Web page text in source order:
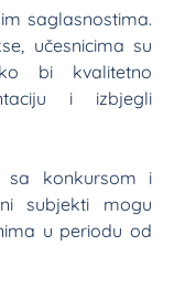
saglasnostima.
učesnicima su
bi kvalitetno
i izbjegli
sa konkursom i
subjekti mogu
u periodu od